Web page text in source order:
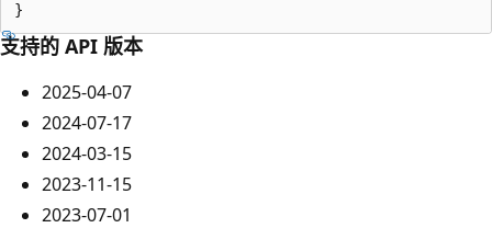
支持的 API 版本
2025-04-07
2024-07-17
2024-03-15
2023-11-15
2023-07-01